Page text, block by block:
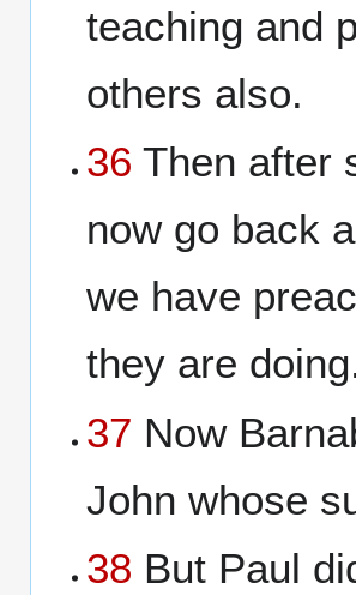
teaching and
others also.
36 Then after
now go back
we have
they are
37 Now
John whose
38 But Paul